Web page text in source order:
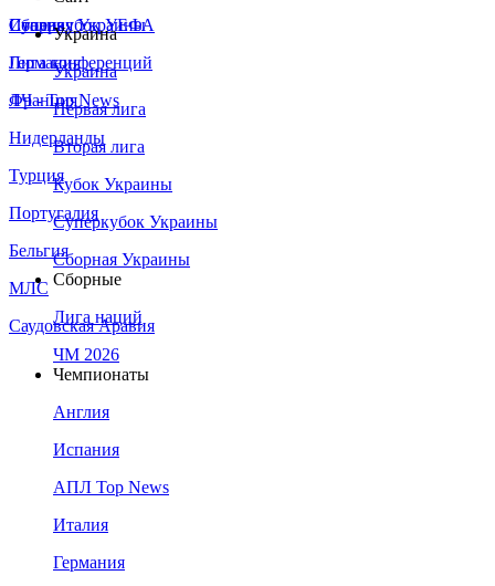
Сборная Украины
Италия
Германия
Франция
Нидерланды
Турция
Португалия
Бельгия
МЛС
Саудовская Аравия
Суперкубок УЕФА
Лига конференций
ЛЧ - Top News
Украина
Украина
Первая лига
Вторая лига
Кубок Украины
Суперкубок Украины
Сборная Украины
Сборные
Лига наций
ЧМ 2026
Чемпионаты
Англия
Испания
АПЛ Top News
Италия
Германия